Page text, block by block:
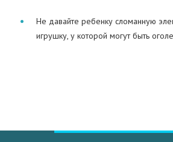
Не давайте ребенку сломанную
игрушку, у которой могут быть